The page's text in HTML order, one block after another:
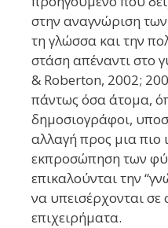
στην αναγνώριση
τη γλώσσα και την
στάση απέναντι στο
& Roberton, 2002;
πάντως όσα άτομα,
δημοσιογράφοι,
αλλαγή προς μια πιο
εκπροσώπηση των
επικαλούνται την
να υπεισέρχονται σε
επιχειρήματα.